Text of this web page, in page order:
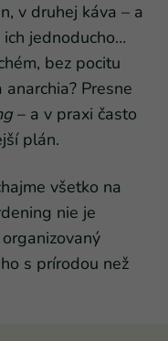
v druhej káva – a
ich jednoducho…
bez pocitu
Presne
– a v praxi často
plán.
všetko na
nie je
s prírodou než